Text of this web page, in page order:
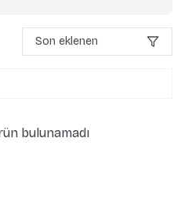
Son eklenen
bulunamadı